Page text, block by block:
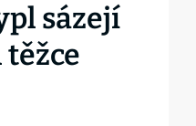
sázejí
těžce